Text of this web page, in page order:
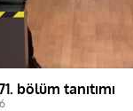
bölüm tanıtımı